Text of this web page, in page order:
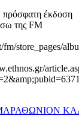
έκδοση
της FM
store_pages/